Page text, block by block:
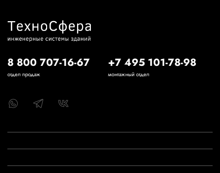
8 800 707-16-67
отдел продаж
+7 495 101-78-98
монтажный отдел